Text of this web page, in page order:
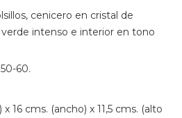
cenicero en cristal de
intenso e interior en tono
60.
16 cms. (ancho) x 11,5 cms. (alto